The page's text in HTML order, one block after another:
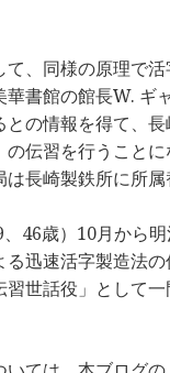
て、同様の原理で
華書館の館長W. ギ
との情報を得て、
の伝習を行うこと
は長崎製鉄所に所
46歳）10月から
迅速活字製造法の
習世話役」として